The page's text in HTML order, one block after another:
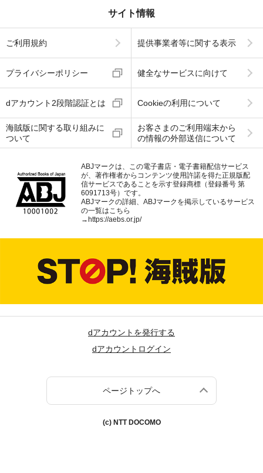
サイト情報
ご利用規約 提供事業者等に関する表示
プライバシーポリシー 健全なサービスに向けて
dアカウント2段階認証とは Cookieの利用について
海賊版に関する取り組みに
ついて
お客さまのご利用端末から
の情報の外部送信について
ABJマークは、この電子書店・電子書籍配信サービス
が、著作権者からコンテンツ使用許諾を得た正規版配
信サービスであることを示す登録商標（登録番号 第
6091713号）です。
ABJマークの詳細、ABJマークを掲示しているサービス
の一覧はこちら
→https://aebs.or.jp/
dアカウントを発行する
dアカウントログイン
ページトップへ
(c) NTT DOCOMO